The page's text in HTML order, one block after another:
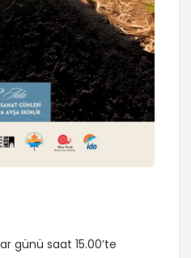
günü saat 15.00’te